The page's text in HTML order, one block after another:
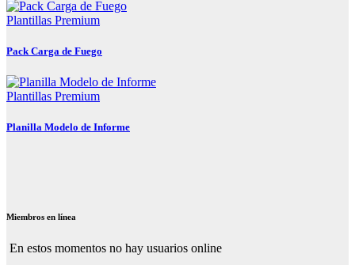
Plantillas Premium
Pack Carga de Fuego
Plantillas Premium
Planilla Modelo de Informe
Miembros en línea
En estos momentos no hay usuarios online